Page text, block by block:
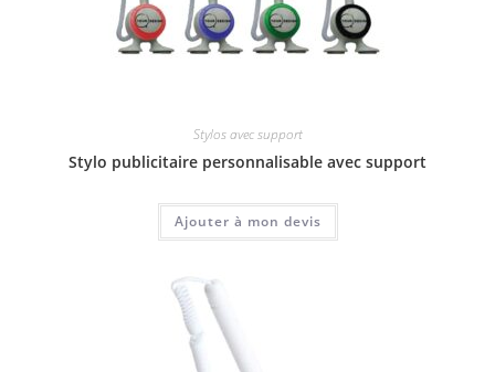
Stylos avec support
Stylo publicitaire personnalisable avec support
Ajouter à mon devis